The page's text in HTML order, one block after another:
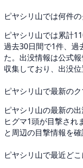
ピヤシリ山では何件
ピヤシリ山では累計
過去30日間で1件、過
た。出没情報は公式
収集しており、出没
ピヤシリ山で最新の
ピヤシリ山の最新の
ヒグマ1頭が目撃され
と周辺の目撃情報を確
ピヤシリ山で最近ど